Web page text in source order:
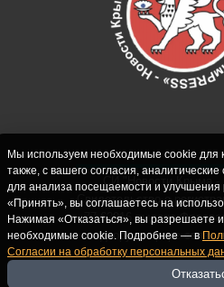
СИ "Новости Крыма
Свидетельство о
77-62916 выдано
надзору в сфере
технологий и
(Роскомнадзор)
Мы используем необходимые cookie для
также, с вашего согласия,
для анализа посещаемости и
«Принять», вы соглашаетесь на
Нажимая «Отказаться», вы разрешаете
необходимые cookie. Подробнее — в
Согласии на обработку персональных